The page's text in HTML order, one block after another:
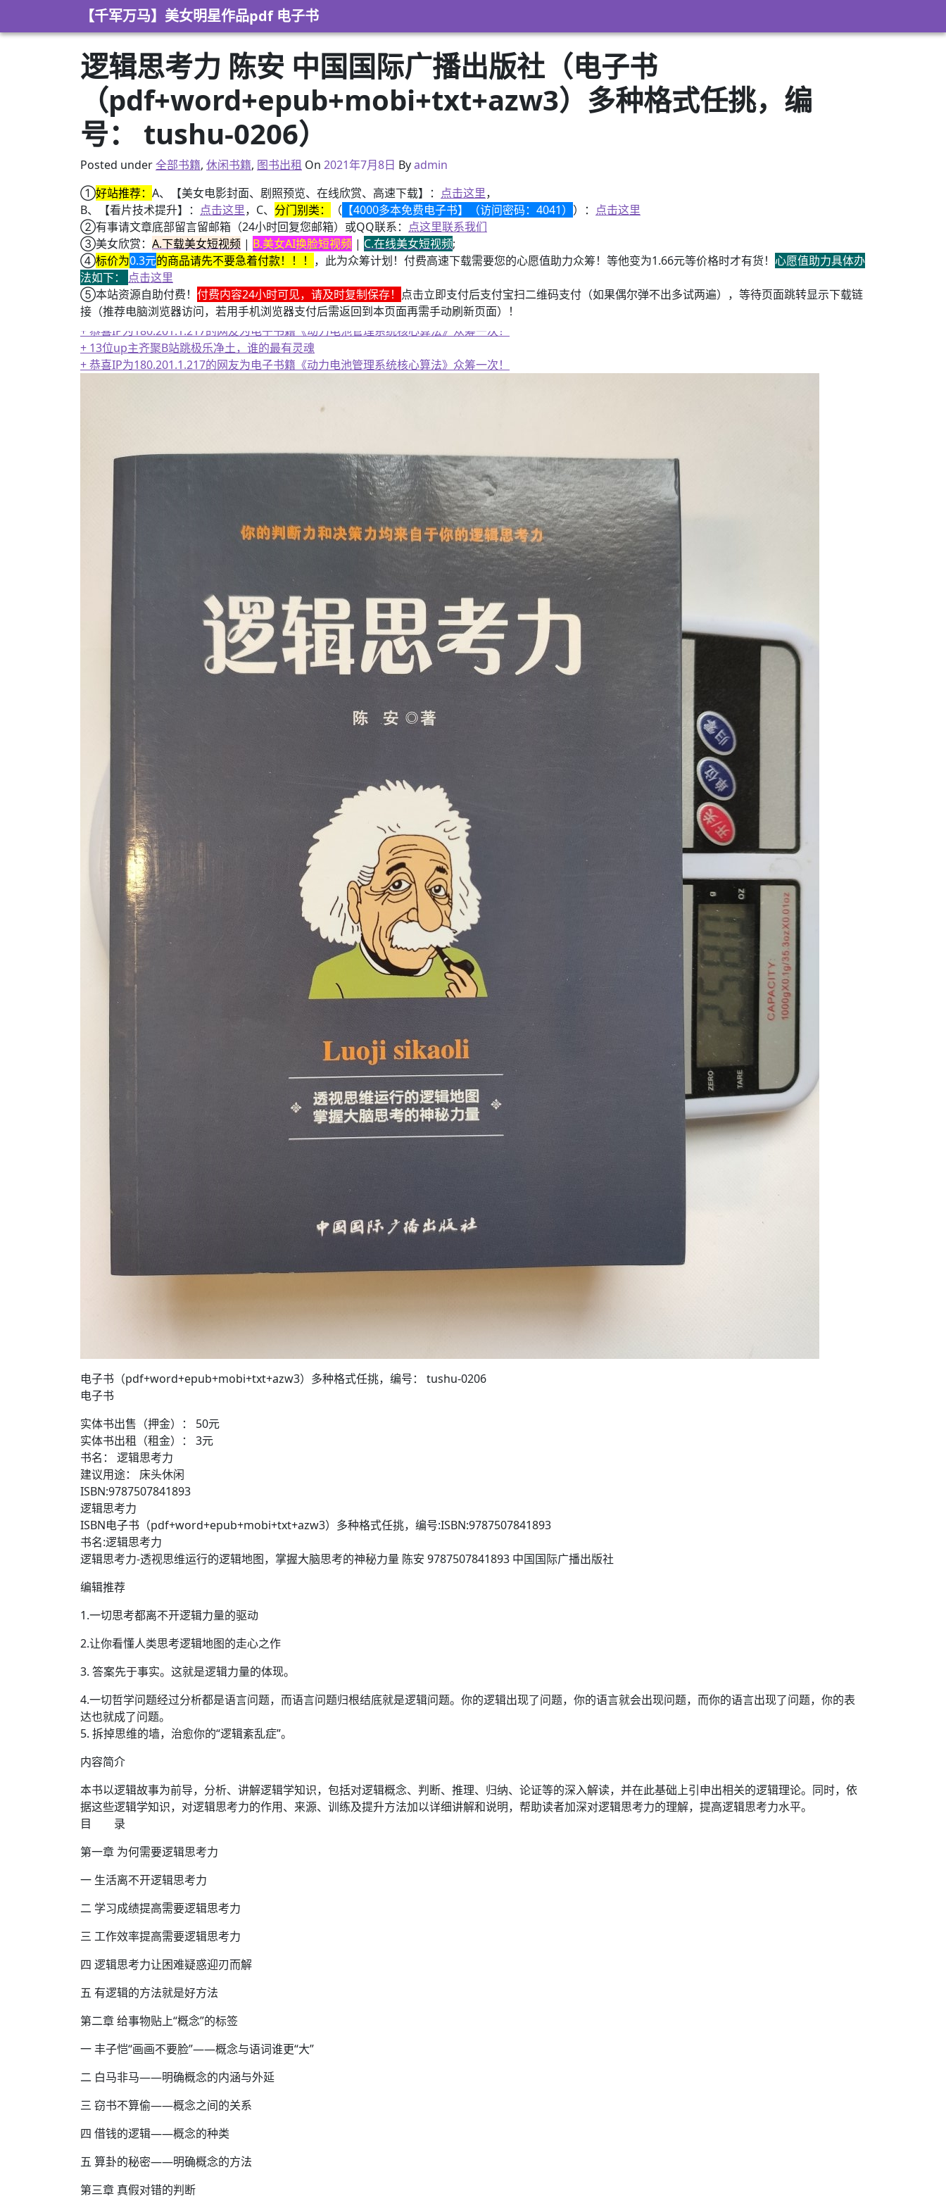
【千军万马】美女明星作品pdf 电子书
逻辑思考力 陈安 中国国际广播出版社（电子书
（pdf+word+epub+mobi+txt+azw3）多种格式任挑，编
号： tushu-0206）
Posted under全部书籍, 休闲书籍, 图书出租 On 2021年2月24日
2021年7月8日 Byadmin
①好站推荐： A、【美女电影封面、剧照预览、在线欣赏、高速下载】： 点击这里，
B、【看片技术提升】： 点击这里，C、 分门别类： （ 【4000多本免费电子书】（访问密码：4041） ）： 点击这里
②有事请文章底部留言留邮箱（24小时回复您邮箱）或QQ联系： 点这里联系我们
③美女欣赏： A.下载美女短视频 | B.美女AI换脸短视频 | C.在线美女短视频;
④标价为0.3元的商品请先不要急着付款！！！ ，此为众筹计划！付费高速下载需要您的心愿值助力众筹！等他变为1.66元等价格时才有货！ 心愿值助力具体办
法如下： 点击这里
⑤本站资源自助付费！ 付费内容24小时可见，请及时复制保存！ 点击立即支付后支付宝扫二维码支付（如果偶尔弹不出多试两遍），等待页面跳转显示下载链
接（推荐电脑浏览器访问，若用手机浏览器支付后需返回到本页面再需手动刷新页面）！
+ 美女电影高清预览
+ 恭喜IP为180.201.1.217的网友为电子书籍《动力电池管理系统核心算法》众筹一次！
+ 13位up主齐聚B站跳极乐净土，谁的最有灵魂
+ 恭喜IP为180.201.1.217的网友为电子书籍《动力电池管理系统核心算法》众筹一次！
电子书（pdf+word+epub+mobi+txt+azw3）多种格式任挑，编号： tushu-0206
电子书
实体书出售（押金）： 50元
实体书出租（租金）： 3元
书名： 逻辑思考力
建议用途： 床头休闲
ISBN:9787507841893
逻辑思考力
ISBN电子书（pdf+word+epub+mobi+txt+azw3）多种格式任挑，编号:ISBN:9787507841893
书名:逻辑思考力
逻辑思考力-透视思维运行的逻辑地图，掌握大脑思考的神秘力量 陈安 9787507841893 中国国际广播出版社
编辑推荐
1.一切思考都离不开逻辑力量的驱动
2.让你看懂人类思考逻辑地图的走心之作
3. 答案先于事实。这就是逻辑力量的体现。
4.一切哲学问题经过分析都是语言问题，而语言问题归根结底就是逻辑问题。你的逻辑出现了问题，你的语言就会出现问题，而你的语言出现了问题，你的表
达也就成了问题。
5. 拆掉思维的墙，治愈你的“逻辑紊乱症”。
内容简介
本书以逻辑故事为前导，分析、讲解逻辑学知识，包括对逻辑概念、判断、推理、归纳、论证等的深入解读，并在此基础上引申出相关的逻辑理论。同时，依
据这些逻辑学知识，对逻辑思考力的作用、来源、训练及提升方法加以详细讲解和说明，帮助读者加深对逻辑思考力的理解，提高逻辑思考力水平。
目 录
第一章 为何需要逻辑思考力
一 生活离不开逻辑思考力
二 学习成绩提高需要逻辑思考力
三 工作效率提高需要逻辑思考力
四 逻辑思考力让困难疑惑迎刃而解
五 有逻辑的方法就是好方法
第二章 给事物贴上“概念”的标签
一 丰子恺“画画不要脸”——概念与语词谁更“大”
二 白马非马——明确概念的内涵与外延
三 窃书不算偷——概念之间的关系
四 借钱的逻辑——概念的种类
五 算卦的秘密——明确概念的方法
第三章 真假对错的判断